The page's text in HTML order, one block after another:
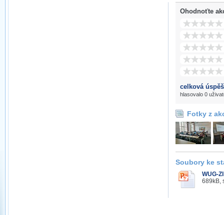
Ohodnoťte
celková
hlasovalo 0
Fotky z
Soubory ke
WUG-
689kB,